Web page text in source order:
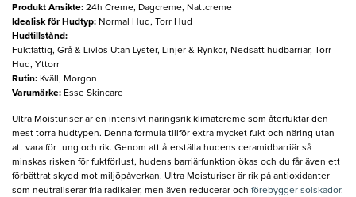
Produkt Ansikte: 24h Creme, Dagcreme, Nattcreme
Idealisk för Hudtyp: Normal Hud, Torr Hud
Hudtillstånd:
Fuktfattig, Grå & Livlös Utan Lyster, Linjer & Rynkor, Nedsatt hudbarriär, Torr
Hud, Yttorr
Rutin: Kväll, Morgon
Varumärke: Esse Skincare
Ultra Moisturiser är en intensivt näringsrik klimatcreme som återfuktar den
mest torra hudtypen. Denna formula tillför extra mycket fukt och näring utan
att vara för tung och rik. Genom att återställa hudens ceramidbarriär så
minskas risken för fuktförlust, hudens barriärfunktion ökas och du får även ett
förbättrat skydd mot miljöpåverkan. Ultra Moisturiser är rik på antioxidanter
som neutraliserar fria radikaler, men även reducerar och förebygger solskador.